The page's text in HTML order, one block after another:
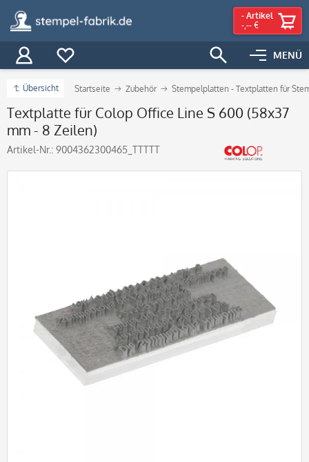
MENÜ
- Artikel
-,-- €
Übersicht Startseite Zubehör Stempelplatten - Textplatten für
Textplatte für Colop Office Line S 600 (58x37
mm - 8 Zeilen)
Artikel-Nr.: 9004362300465_TTTTT